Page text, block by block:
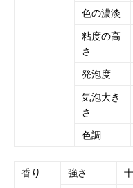
色の濃淡
粘度の高
さ
発泡度
気泡大き
さ
色調
香り 強さ